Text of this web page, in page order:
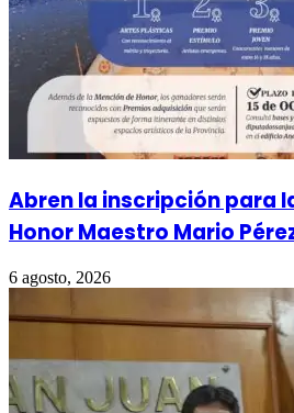
Abren la inscripción para
Honor Maestro Mario
6 agosto, 2026